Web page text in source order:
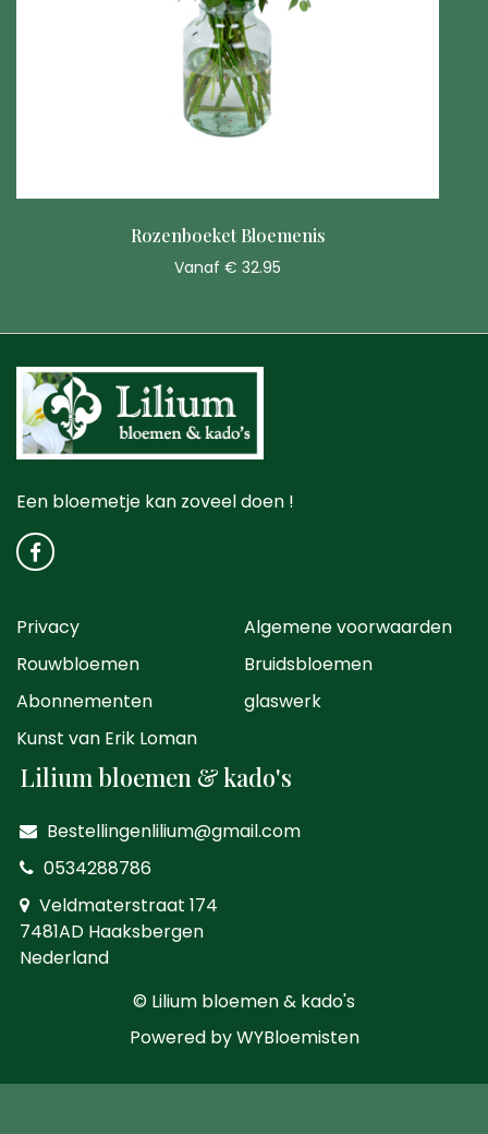
Rozenboeket Bloemenis
Vanaf € 32.95
Een bloemetje kan zoveel doen !
Privacy
Algemene voorwaarden
Rouwbloemen
Bruidsbloemen
Abonnementen
glaswerk
Kunst van Erik Loman
Lilium bloemen & kado's
Bestellingenlilium@gmail.com
0534288786
Veldmaterstraat 174
7481AD Haaksbergen
Nederland
© Lilium bloemen & kado's
Powered byWYBloemisten